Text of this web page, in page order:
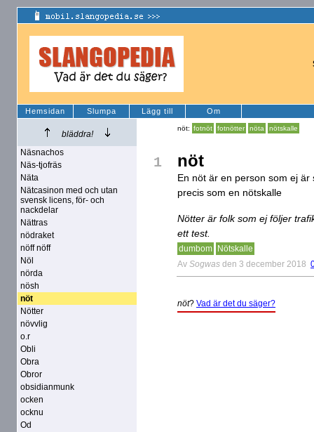
Hemsidan Slumpa Lägg till Om
bläddra!
Näsnachos
Näs-tjofräs
Näta
Nätcasinon med och utan
svensk licens, för- och
nackdelar
Nättras
nödraket
nöff nöff
Nöl
nörda
nösh
nöt
Nötter
növvlig
o.r
Obli
Obra
Obror
obsidianmunk
ocken
ocknu
Od
nöt: fotnöt fotnötter nöta nötskalle
1 nöt
En nöt är en person som ej
precis som en nötskalle
Nötter är folk som ej följer
ett test.
dumbom
Nötskalle
Av Sogwas den 3 december 2018
nöt? Vad är det du säger?